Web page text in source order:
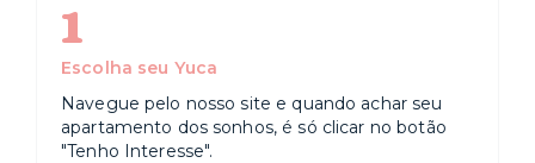
1
Escolha seu Yuca
Navegue pelo nosso site e quando achar seu
apartamento dos sonhos, é só clicar no botão
"Tenho Interesse".